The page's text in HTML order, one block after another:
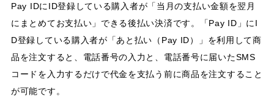
Pay IDにID登録している購入者が「当月の支払い金額を翌月
にまとめてお支払い」できる後払い決済です。「Pay ID」にI
D登録している購入者が「あと払い（Pay ID）」を利用して商
品を注文すると、電話番号の入力と、電話番号に届いたSMS
コードを入力するだけで代金を支払う前に商品を注文すること
が可能です。